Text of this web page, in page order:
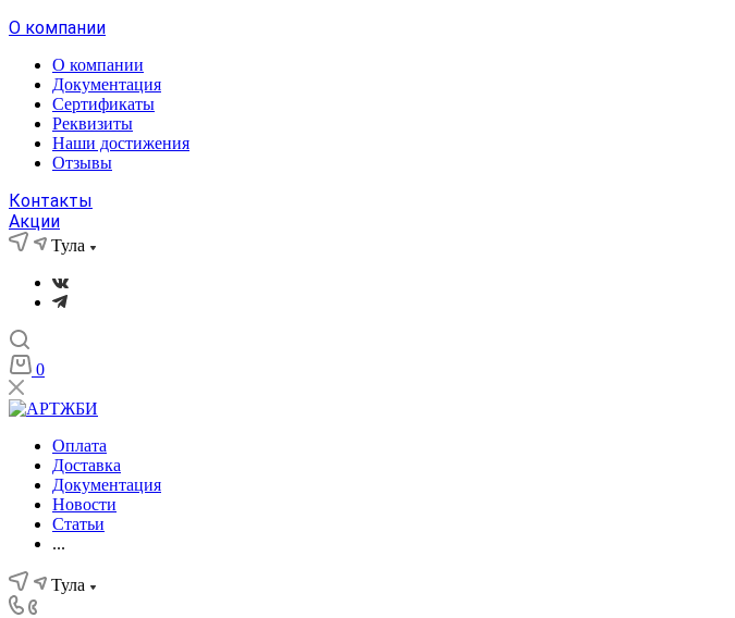
О компании
О компании
Документация
Сертификаты
Реквизиты
Наши достижения
Отзывы
Контакты
Акции
Тула
0
Оплата
Доставка
Документация
Новости
Статьи
...
Тула